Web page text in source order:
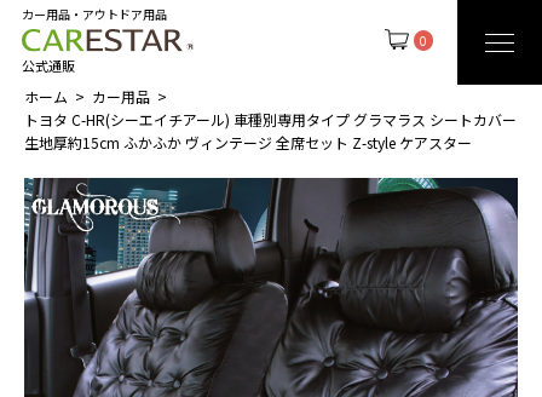
0
カー用品・アウトドア用品
公式通販
ホーム
カー用品
トヨタ C-HR(シーエイチアール) 車種別専用タイプ グラマラス シートカバー
生地厚約15cm ふかふか ヴィンテージ 全席セット Z-style ケアスター